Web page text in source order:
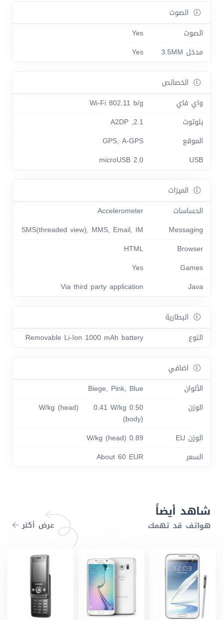
الصوت
الصوت
Yes
مدخل 3.5MM
Yes
الخصائص
واي فاي
Wi-Fi 802.11 b/g
بلوتوث
2.1, A2DP
الموقع
GPS, A-GPS
USB
microUSB 2.0
الميزات
الحساسات
Accelerometer
Messaging
SMS(threaded view), MMS, Email, IM
Browser
HTML
Games
Yes
Java
Via third party application
البطارية
النوع
Removable Li-Ion 1000 mAh battery
اضافي
الألوان
Biege, Pink, Blue
الوزن
0.50 W/kg (head) 0.41 W/kg
(body)
الوزن EU
0.89 W/kg (head)
السعر
About 60 EUR
شاهد أيضاً
هواتف قد تهمك عرض أكتر